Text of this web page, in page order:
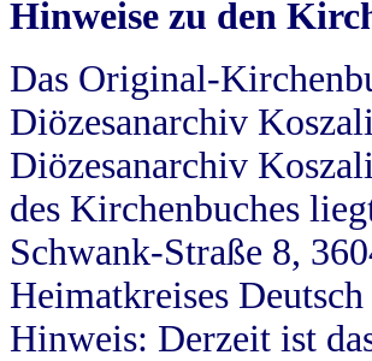
Hinweise zu den
Das Original-
Diözesanarchiv
Diözesanarchiv
des Kirchenbuches
Schwank-Straße 8,
Heimatkreises
Hinweis: Derzeit ist